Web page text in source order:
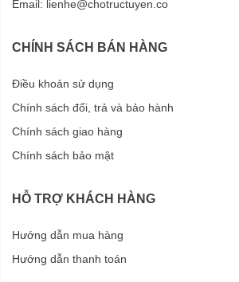
Email: lienhe@chotructuyen.co
CHÍNH SÁCH BÁN HÀNG
Điều khoản sử dụng
Chính sách đổi, trả và bảo hành
Chính sách giao hàng
Chính sách bảo mật
HỖ TRỢ KHÁCH HÀNG
Hướng dẫn mua hàng
Hướng dẫn thanh toán